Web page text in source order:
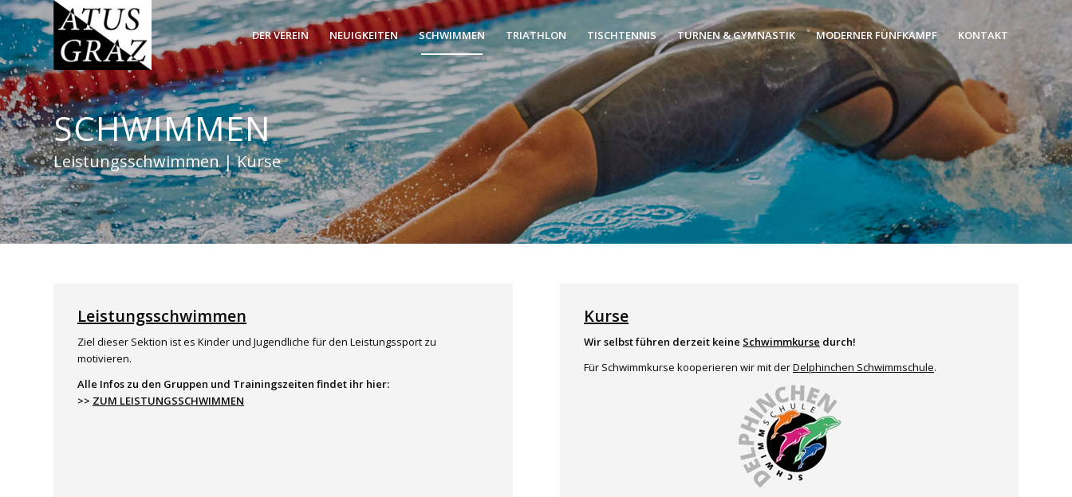
DER VEREIN NEUIGKEITEN SCHWIMMEN TRIATHLON TISCHTENNIS TURNEN & GYMNASTIK MODERNER FÜNFKAMPF KONTAKT
SCHWIMMEN
Leistungsschwimmen | Kurse
Leistungsschwimmen
Ziel dieser Sektion ist es Kinder und Jugendliche für den Leistungssport zu
motivieren.
Alle Infos zu den Gruppen und Trainingszeiten findet ihr hier:
>> ZUM LEISTUNGSSCHWIMMEN
Kurse
Wir selbst führen derzeit keine Schwimmkurse durch!
Für Schwimmkurse kooperieren wir mit derDelphinchen Schwimmschule.